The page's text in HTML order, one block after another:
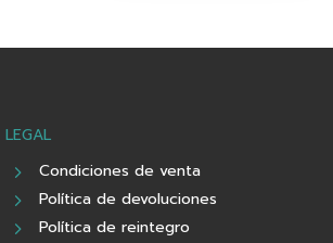
LEGAL
Condiciones de venta
Política de devoluciones
Política de reintegro